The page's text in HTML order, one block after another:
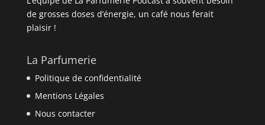
de grosses doses d’énergie, un café nous ferait
plaisir !
La Parfumerie
Politique de confidentialité
Mentions Légales
Nous contacter